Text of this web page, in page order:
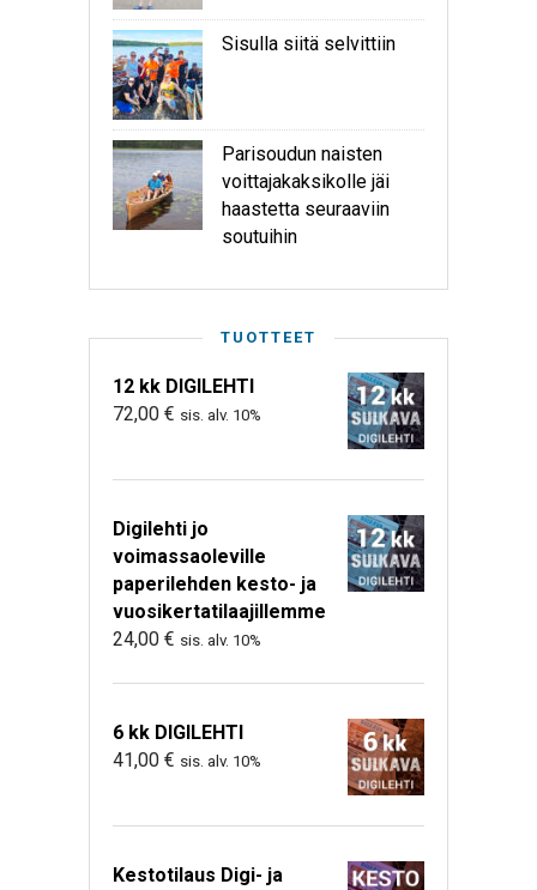
Sisulla siitä selvittiin
Parisoudun naisten
voittajakaksikolle jäi
haastetta seuraaviin
soutuihin
TUOTTEET
12 kk DIGILEHTI
72,00 € sis. alv. 10%
Digilehti jo
voimassaoleville
paperilehden kesto- ja
vuosikertatilaajillemme
24,00 € sis. alv. 10%
6 kk DIGILEHTI
41,00 € sis. alv. 10%
Kestotilaus Digi- ja